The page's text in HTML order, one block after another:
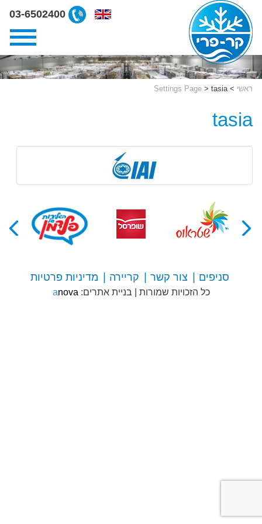
ליצירת
03-
6502400
03-6502400
ראשי >
Settings Page > tasia
tasia
סניפים צור קשר קריירה מדיניות פרטיות
כל הזכויות שמורות בניית אתרים: צור
anova